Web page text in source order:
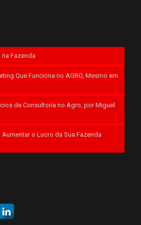
Fazenda
Que Funciona no AGRO, Mesmo em
de Consultoria no Agro, por Miguel
o Lucro da Sua Fazenda